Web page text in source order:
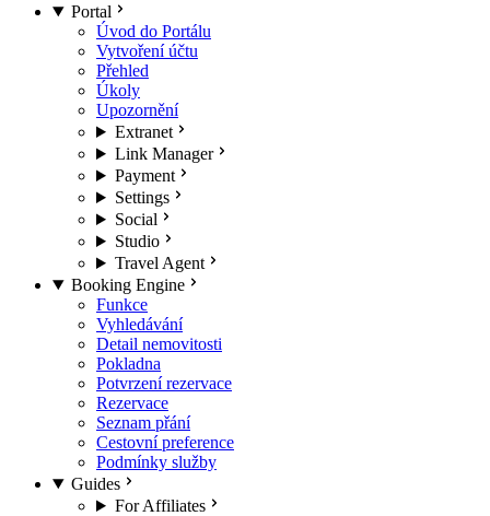
Portal
Úvod do Portálu
Vytvoření účtu
Přehled
Úkoly
Upozornění
Extranet
Link Manager
Payment
Settings
Social
Studio
Travel Agent
Booking Engine
Funkce
Vyhledávání
Detail nemovitosti
Pokladna
Potvrzení rezervace
Rezervace
Seznam přání
Cestovní preference
Podmínky služby
Guides
For Affiliates